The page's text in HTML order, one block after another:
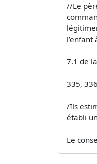
//Le
7.1 de
335,
/Ils
établi
Le